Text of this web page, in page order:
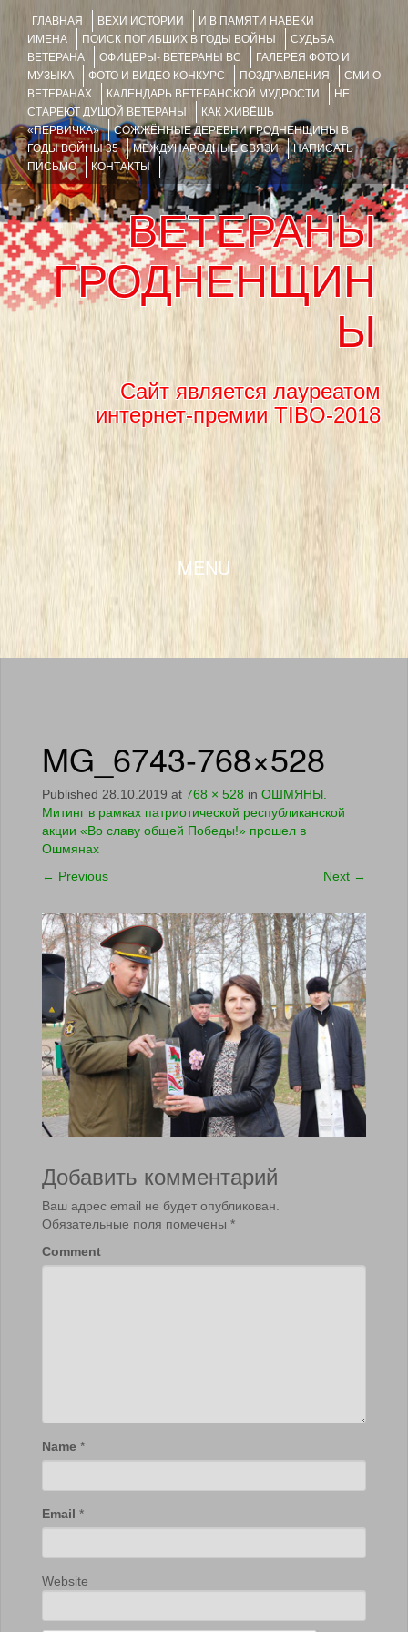
ГЛАВНАЯ ВЕХИ ИСТОРИИ
И В ПАМЯТИ НАВЕКИ
ИМЕНА
ПОИСК ПОГИБШИХ В ГОДЫ ВОЙНЫ
СУДЬБА
ВЕТЕРАНА
ОФИЦЕРЫ- ВЕТЕРАНЫ ВС
ГАЛЕРЕЯ ФОТО И
МУЗЫКА
ФОТО И ВИДЕО КОНКУРС ПОЗДРАВЛЕНИЯ
СМИ О
ВЕТЕРАНАХ
КАЛЕНДАРЬ ВЕТЕРАНСКОЙ МУДРОСТИ
НЕ
СТАРЕЮТ ДУШОЙ ВЕТЕРАНЫ
КАК ЖИВЁШЬ
«ПЕРВИЧКА»
СОЖЖЁННЫЕ ДЕРЕВНИ ГРОДНЕНЩИНЫ В
ГОДЫ ВОЙНЫ 35
МЕЖДУНАРОДНЫЕ СВЯЗИ
НАПИСАТЬ
ПИСЬМО
КОНТАКТЫ
ВЕТЕРАНЫ
ГРОДНЕНЩИН
Ы
Сайт является лауреатом
интернет-премии TIBO-2018
MENU
MG_6743-768×528
Published 28.10.2019 at 768 × 528 in ОШМЯНЫ.
Митинг в рамках патриотической республиканской
акции «Во славу общей Победы!» прошел в
Ошмянах
← Previous Next →
Добавить комментарий
Ваш адрес email не будет опубликован.
Обязательные поля помечены *
Comment
Name *
Email *
Website